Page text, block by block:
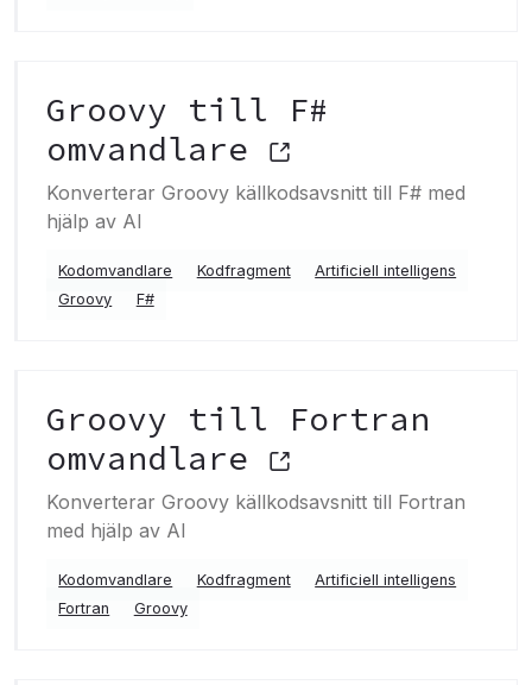
Groovy till F#
omvandlare
Konverterar Groovy källkodsavsnitt till F# med
hjälp av AI
Kodomvandlare Kodfragment
Artificiell intelligens
Groovy
F#
Groovy till Fortran
omvandlare
Konverterar Groovy källkodsavsnitt till Fortran
med hjälp av AI
Kodomvandlare Kodfragment
Artificiell intelligens
Fortran
Groovy